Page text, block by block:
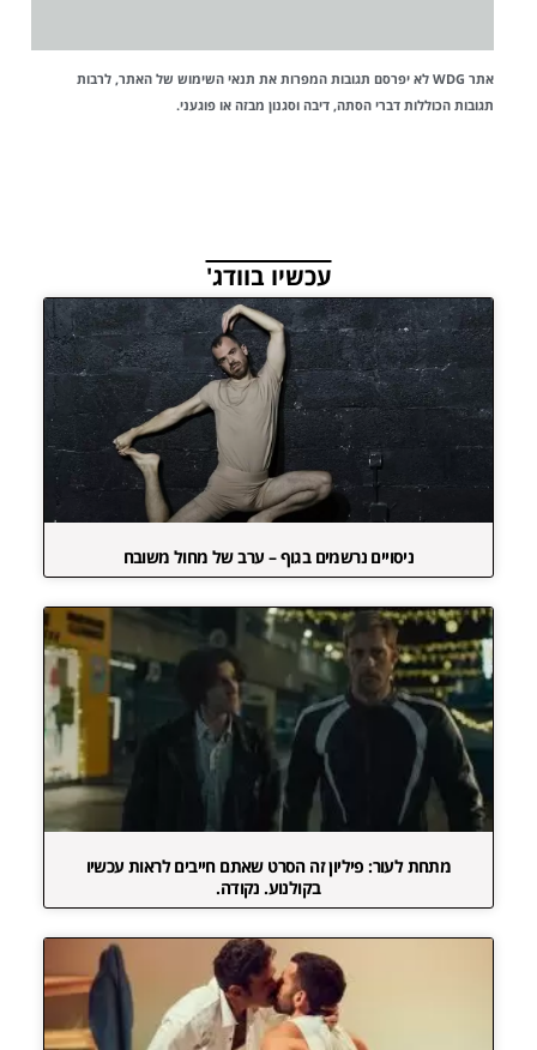
אתר WDG לא יפרסם תגובות המפרות את תנאי השימוש של האתר, לרבות
תגובות הכוללות דברי הסתה, דיבה וסגנון מבזה או פוגעני.
עכשיו בוודג'
ניסויים נרשמים בגוף – ערב של מחול משובח
מתחת לעור: פיליון זה הסרט שאתם חייבים לראות עכשיו
בקולנוע. נקודה.